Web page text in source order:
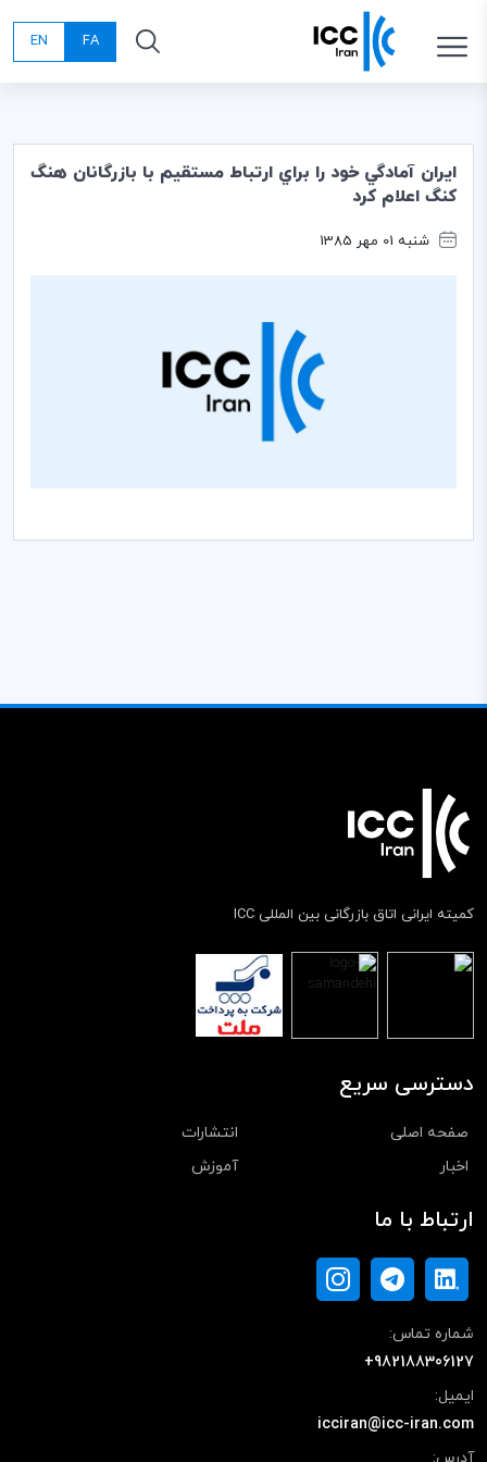
FA
EN
ايران آمادگي خود را براي ارتباط مستقيم با بازرگانان هنگ
كنگ اعلام كرد
شنبه 01 مهر 1385
کمیته ایرانی اتاق بازرگانی بین المللی ICC
دسترسی سریع
صفحه اصلی
انتشارات
اخبار
آموزش
ارتباط با ما
شماره تماس:
+982188306127
ایمیل:
icciran@icc-iran.com